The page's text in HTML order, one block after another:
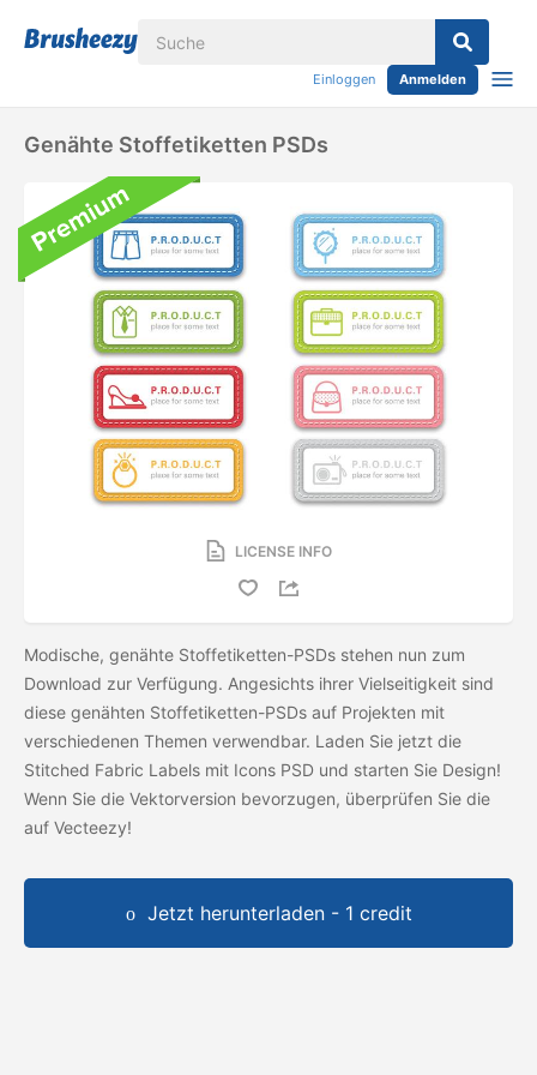
Einloggen Anmelden
Genähte Stoffetiketten PSDs
LICENSE INFO
Modische, genähte Stoffetiketten-PSDs stehen nun zum
Download zur Verfügung. Angesichts ihrer Vielseitigkeit sind
diese genähten Stoffetiketten-PSDs auf Projekten mit
verschiedenen Themen verwendbar. Laden Sie jetzt die
Stitched Fabric Labels mit Icons PSD und starten Sie Design!
Wenn Sie die Vektorversion bevorzugen, überprüfen Sie die
auf Vecteezy!
Jetzt herunterladen - 1 credit